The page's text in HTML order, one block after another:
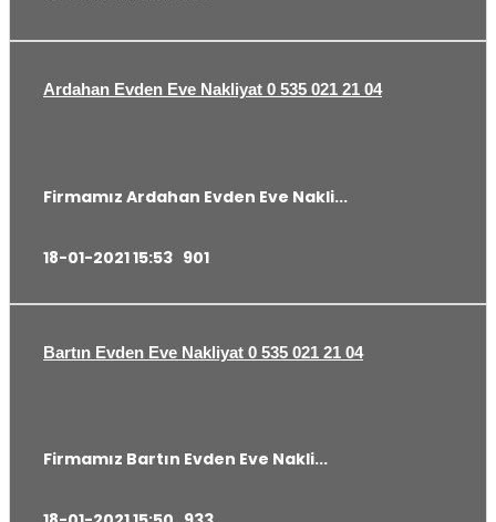
Ardahan Evden Eve Nakliyat 0 535 021 21 04
Firmamız Ardahan Evden Eve Nakli...
18-01-2021 15:53 901
Bartın Evden Eve Nakliyat 0 535 021 21 04
Firmamız Bartın Evden Eve Nakli...